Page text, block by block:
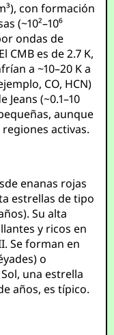
con formación
(~10²–10⁶
ondas de
CMB es de 2.7 K,
a ~10–20 K a
CO, HCN)
(~0.1–10
aunque
activas.
enanas rojas
estrellas de tipo
Su alta
y ricos en
Se forman en
o
una estrella
años, es típico.